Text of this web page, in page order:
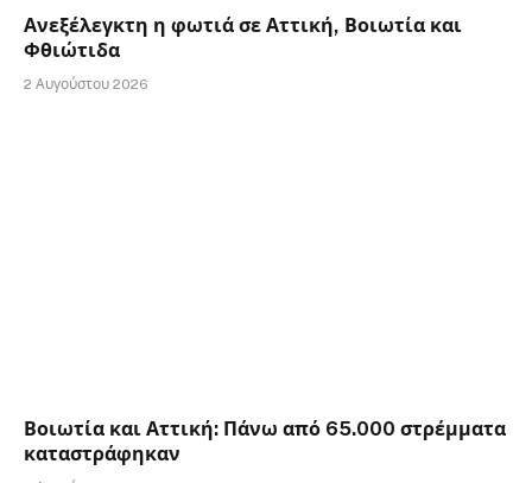
Ανεξέλεγκτη η φωτιά σε Αττική, Βοιωτία και
Φθιώτιδα
2 Αυγούστου 2026
Βοιωτία και Αττική: Πάνω από 65.000 στρέμματα
καταστράφηκαν